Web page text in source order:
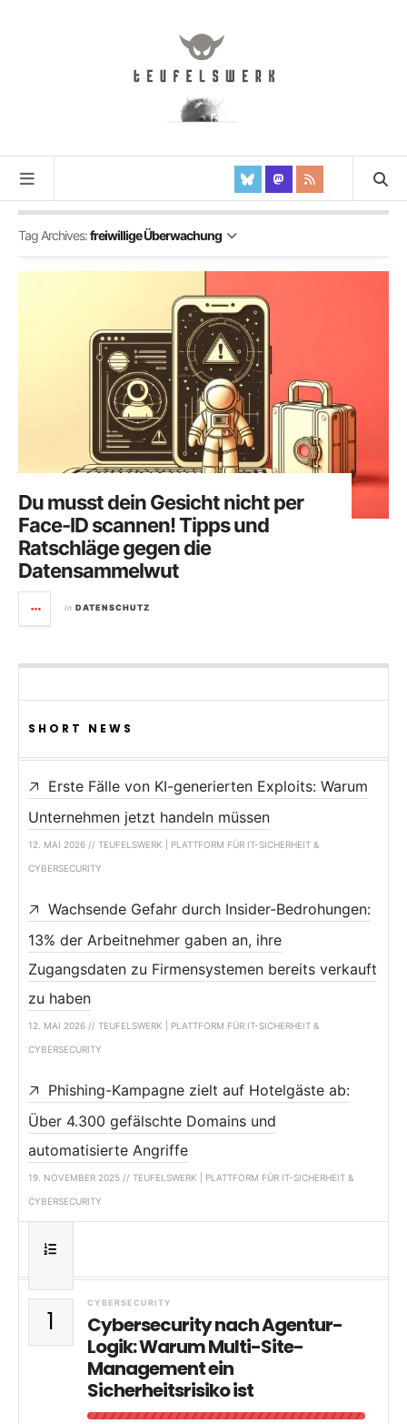
Tag Archives:freiwillige Überwachung
Du musst dein Gesicht nicht per
Face-ID scannen! Tipps und
Ratschläge gegen die
Datensammelwut
in DATENSCHUTZ
SHORT NEWS
Erste Fälle von KI-generierten Exploits: Warum
Unternehmen jetzt handeln müssen
12. MAI 2026 // TEUFELSWERK | PLATTFORM FÜR IT-SICHERHEIT &
CYBERSECURITY
Wachsende Gefahr durch Insider-Bedrohungen:
13% der Arbeitnehmer gaben an, ihre
Zugangsdaten zu Firmensystemen bereits verkauft
zu haben
12. MAI 2026 // TEUFELSWERK | PLATTFORM FÜR IT-SICHERHEIT &
CYBERSECURITY
Phishing-Kampagne zielt auf Hotelgäste ab:
Über 4.300 gefälschte Domains und
automatisierte Angriffe
19. NOVEMBER 2025 // TEUFELSWERK | PLATTFORM FÜR IT-SICHERHEIT &
CYBERSECURITY
1
CYBERSECURITY
Cybersecurity nach Agentur-
Logik: Warum Multi-Site-
Management ein
Sicherheitsrisiko ist